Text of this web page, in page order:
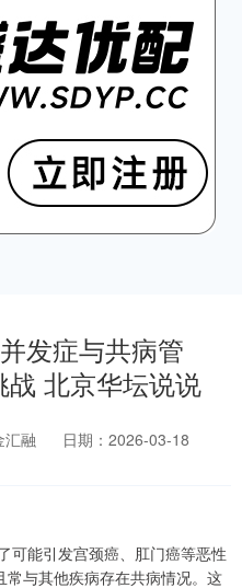
发症与共病管
北京华坛说说
汇融
日期：2026-03-18
可能引发宫颈癌、肛门癌等恶性
与其他疾病存在共病情况。这